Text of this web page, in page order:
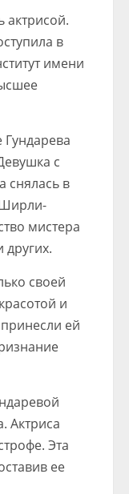
актрисой.
в
имени
с
снялась в
мистера
других.
своей
и
ей
Актриса
Эта
ее